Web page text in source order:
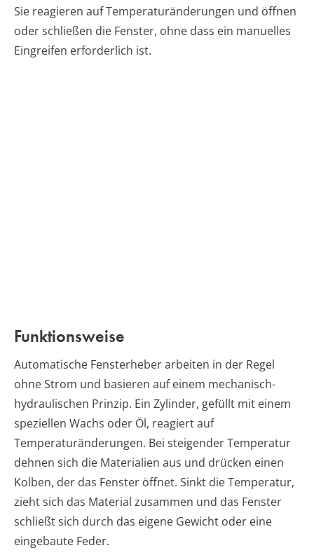
Sie reagieren auf Temperaturänderungen und öffnen
oder schließen die Fenster, ohne dass ein manuelles
Eingreifen erforderlich ist.
Funktionsweise
Automatische Fensterheber arbeiten in der Regel
ohne Strom und basieren auf einem mechanisch-
hydraulischen Prinzip. Ein Zylinder, gefüllt mit einem
speziellen Wachs oder Öl, reagiert auf
Temperaturänderungen. Bei steigender Temperatur
dehnen sich die Materialien aus und drücken einen
Kolben, der das Fenster öffnet. Sinkt die Temperatur,
zieht sich das Material zusammen und das Fenster
schließt sich durch das eigene Gewicht oder eine
eingebaute Feder.